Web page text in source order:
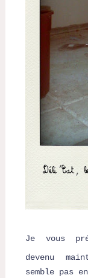
Je vous
devenu
semble pas